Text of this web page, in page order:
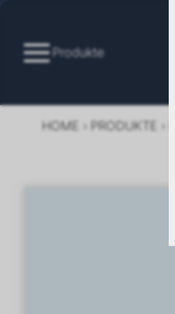
Produkte
HOME › PRODUKTE ›